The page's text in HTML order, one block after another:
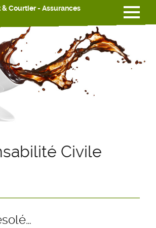
Courtier - Assurances
Civile